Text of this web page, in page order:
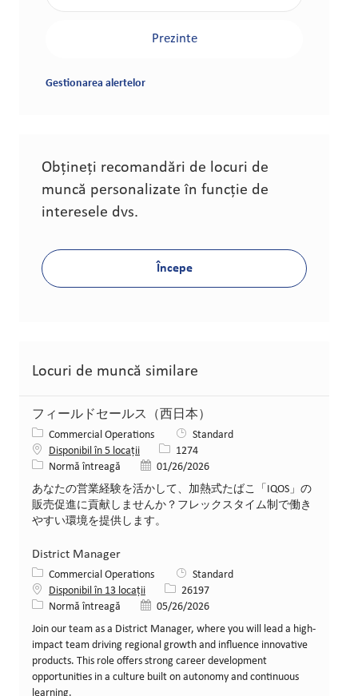
Prezinte
Gestionarea alertelor
Obțineți recomandări de locuri de
muncă personalizate în funcție de
interesele dvs.
Începe
Locuri de muncă similare
フィールドセールス（西日本）
Categorie
Commercial Operations
Standard
Disponibil în 5 locații
Job Id1274
Tipul postului
Normă întreagă Data postării
01/26/2026
あなたの営業経験を活かして、加熱式たばこ「IQOS」の
販売促進に貢献しませんか？フレックスタイム制で働き
やすい環境を提供します。
District Manager
Categorie
Commercial Operations
Standard
Disponibil în 13 locații
Job Id26197
Tipul postului
Normă întreagă Data postării
05/26/2026
Join our team as a District Manager, where you will lead a high-
impact team driving regional growth and influence innovative
products. This role offers strong career development
opportunities in a culture built on autonomy and continuous
learning.